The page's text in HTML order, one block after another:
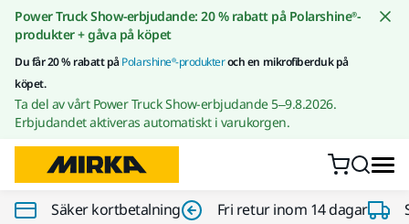
Gå till innehållet
Power Truck Show-erbjudande: 20 % rabatt på Polarshine®-
produkter + gåva på köpet
Du får 20 % rabatt påPolarshine®-produkteroch en mikrofiberduk på
köpet.
Ta del av vårt Power Truck Show-erbjudande 5–9.8.2026.
Erbjudandet aktiveras automatiskt i varukorgen.
Säker kortbetalning Fri retur inom 14 dagar